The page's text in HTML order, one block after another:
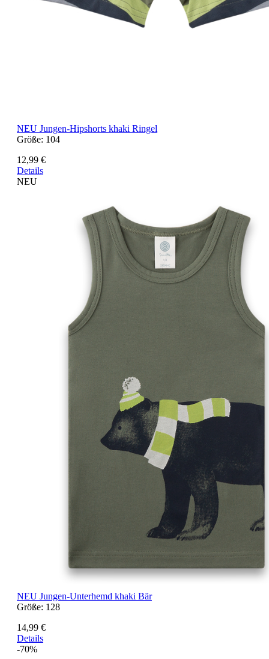
NEU Jungen-Hipshorts khaki Ringel
Größe: 104
12,99 €
Details
NEU
NEU Jungen-Unterhemd khaki Bär
Größe: 128
14,99 €
Details
-70%